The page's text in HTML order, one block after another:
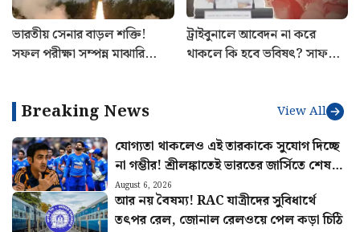
ভারতীয় সেনার বাড়ল শক্তি!
সফল পরীক্ষা সম্পন্ন মাঝারি
ট্রাইবুনালে আবেদন না করে
থাকলে কি হবে ভবিষৎ? সাফ
Breaking News View All
যোগ্যতা থাকলেও এই তারকাকে সুযোগ দিচ্ছে
না গম্ভীর! শ্রীলঙ্কাতেই ভারতের জার্সিতে শেষ
ম্যাচ খেলবেন এই ক্রিকেটার?
August 6, 2026
আর নয় বৈষম্য! RAC যাত্রীদের সুবিধার্থে
তৎপর রেল, জোনাল রেলওয়ে পেল কড়া চিঠি